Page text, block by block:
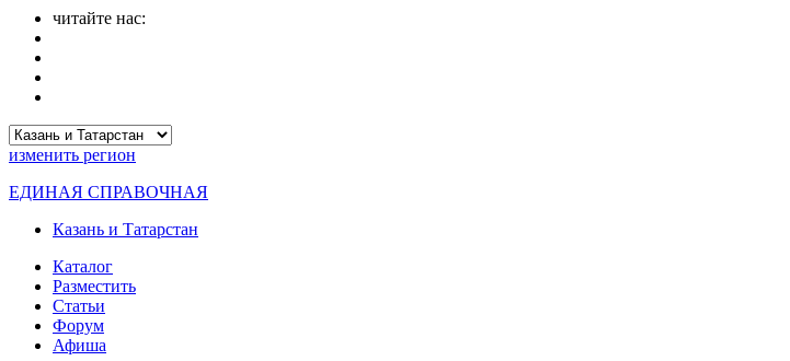
читайте нас:
изменить регион
ЕДИНАЯ СПРАВОЧНАЯ
Казань и Татарстан
Каталог
Разместить
Статьи
Форум
Афиша